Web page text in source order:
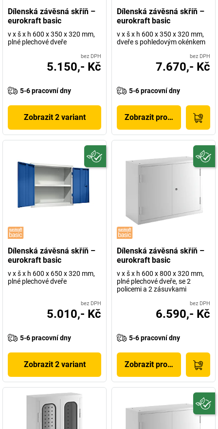
Dílenská závěsná skříň –
eurokraft basic
v x š x h 600 x 350 x 320 mm,
plné plechové dveře
bez DPH
5.150,- Kč
5-6 pracovní dny
Zobrazit 2 variant
Dílenská závěsná skříň –
eurokraft basic
v x š x h 600 x 350 x 320 mm,
dveře s pohledovým okénkem
bez DPH
7.670,- Kč
5-6 pracovní dny
Zobrazit produkt
Dílenská závěsná skříň –
eurokraft basic
v x š x h 600 x 650 x 320 mm,
plné plechové dveře
bez DPH
5.010,- Kč
5-6 pracovní dny
Zobrazit 2 variant
Dílenská závěsná skříň –
eurokraft basic
v x š x h 600 x 800 x 320 mm,
plné plechové dveře, se 2
policemi a 2 zásuvkami
bez DPH
6.590,- Kč
5-6 pracovní dny
Zobrazit produkt